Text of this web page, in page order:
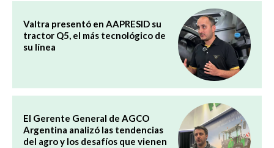
Valtra presentó en AAPRESID su
tractor Q5, el más tecnológico de
su línea
El Gerente General de AGCO
Argentina analizó las tendencias
del agro y los desafíos que vienen